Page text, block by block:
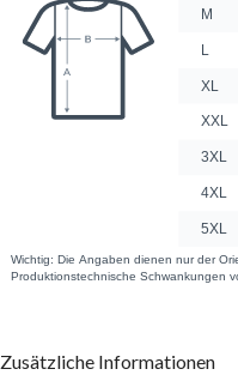
Zusätzliche Informationen